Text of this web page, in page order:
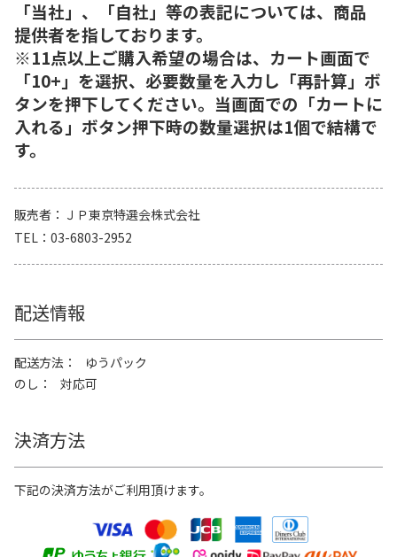
「当社」、「自社」等の表記については、商品
提供者を指しております。
※11点以上ご購入希望の場合は、カート画面で
「10+」を選択、必要数量を入力し「再計算」ボ
タンを押下してください。当画面での「カートに
入れる」ボタン押下時の数量選択は1個で結構で
す。
販売者
ＪＰ東京特選会株式会社
TEL
03-6803-2952
配送情報
配送方法
ゆうパック
のし
対応可
決済方法
下記の決済方法がご利用頂けます。